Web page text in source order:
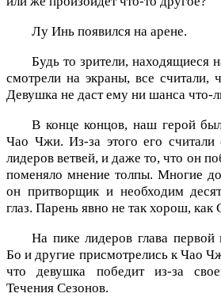
Лу Инь появился на арене.
Будь то зрители, находящиеся
смотрели на экраны, все считали,
Девушка не даст ему ни шанса что-
В конце концов, наш герой
Чао Чжи. Из-за этого его
лидеров ветвей, и даже то, что он
поменяло мнение толпы. Многие
он притворщик и необходим
глаз. Парень явно не так хорош,
На пике лидеров глава
Бо и другие присмотрелись к Чао
что девушка победит из-за
Течения Сезонов.